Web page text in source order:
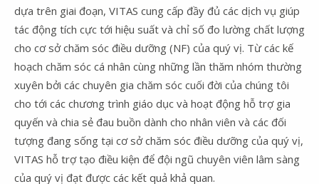
dựa trên giai đoạn, VITAS cung cấp đầy đủ các dịch vụ giúp
tác động tích cực tới hiệu suất và chỉ số đo lường chất lượng
cho cơ sở chăm sóc điều dưỡng (NF) của quý vị. Từ các kế
hoạch chăm sóc cá nhân cùng những lần thăm nhóm thường
xuyên bởi các chuyên gia chăm sóc cuối đời của chúng tôi
cho tới các chương trình giáo dục và hoạt động hỗ trợ gia
quyến và chia sẻ đau buồn dành cho nhân viên và các đối
tượng đang sống tại cơ sở chăm sóc điều dưỡng của quý vị,
VITAS hỗ trợ tạo điều kiện để đội ngũ chuyên viên lâm sàng
của quý vị đạt được các kết quả khả quan.